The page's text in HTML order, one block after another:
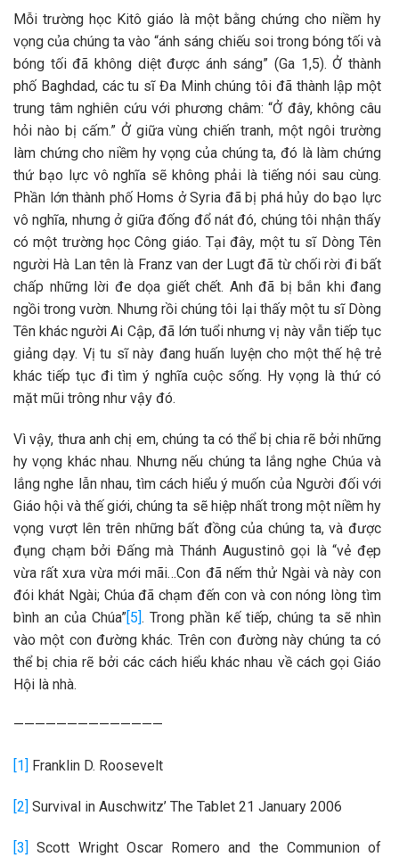
Mỗi trường học Kitô giáo là một bằng chứng cho niềm hy
vọng của chúng ta vào “ánh sáng chiếu soi trong bóng tối và
bóng tối đã không diệt được ánh sáng” (Ga 1,5). Ở thành
phố Baghdad, các tu sĩ Đa Minh chúng tôi đã thành lập một
trung tâm nghiên cứu với phương châm: “Ở đây, không câu
hỏi nào bị cấm.” Ở giữa vùng chiến tranh, một ngôi trường
làm chứng cho niềm hy vọng của chúng ta, đó là làm chứng
thứ bạo lực vô nghĩa sẽ không phải là tiếng nói sau cùng.
Phần lớn thành phố Homs ở Syria đã bị phá hủy do bạo lực
vô nghĩa, nhưng ở giữa đống đổ nát đó, chúng tôi nhận thấy
có một trường học Công giáo. Tại đây, một tu sĩ Dòng Tên
người Hà Lan tên là Franz van der Lugt đã từ chối rời đi bất
chấp những lời đe dọa giết chết. Anh đã bị bắn khi đang
ngồi trong vườn. Nhưng rồi chúng tôi lại thấy một tu sĩ Dòng
Tên khác người Ai Cập, đã lớn tuổi nhưng vị này vẫn tiếp tục
giảng dạy. Vị tu sĩ này đang huấn luyện cho một thế hệ trẻ
khác tiếp tục đi tìm ý nghĩa cuộc sống. Hy vọng là thứ có
mặt mũi trông như vậy đó.
Vì vậy, thưa anh chị em, chúng ta có thể bị chia rẽ bởi những
hy vọng khác nhau. Nhưng nếu chúng ta lắng nghe Chúa và
lắng nghe lẫn nhau, tìm cách hiểu ý muốn của Người đối với
Giáo hội và thế giới, chúng ta sẽ hiệp nhất trong một niềm hy
vọng vượt lên trên những bất đồng của chúng ta, và được
đụng chạm bởi Đấng mà Thánh Augustinô gọi là “vẻ đẹp
vừa rất xưa vừa mới mãi…Con đã nếm thử Ngài và này con
đói khát Ngài; Chúa đã chạm đến con và con nóng lòng tìm
bình an của Chúa”[5]. Trong phần kế tiếp, chúng ta sẽ nhìn
vào một con đường khác. Trên con đường này chúng ta có
thể bị chia rẽ bởi các cách hiểu khác nhau về cách gọi Giáo
Hội là nhà.
——————————————
[1] Franklin D. Roosevelt
[2] Survival in Auschwitz’ The Tablet 21 January 2006
[3] Scott Wright Oscar Romero and the Communion of